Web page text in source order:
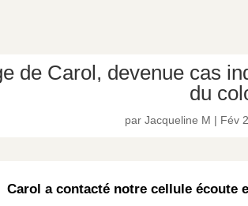
de Carol, devenue cas
du
par Jacqueline M | Fév
Carol a contacté notre cellule écoute